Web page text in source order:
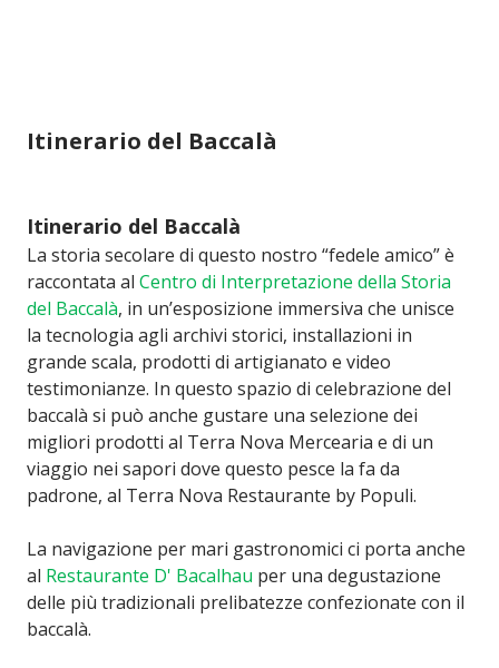
Itinerario del Baccalà
Itinerario del Baccalà
La storia secolare di questo nostro “fedele amico” è
raccontata al Centro di Interpretazione della Storia
del Baccalà, in un’esposizione immersiva che unisce
la tecnologia agli archivi storici, installazioni in
grande scala, prodotti di artigianato e video
testimonianze. In questo spazio di celebrazione del
baccalà si può anche gustare una selezione dei
migliori prodotti al Terra Nova Mercearia e di un
viaggio nei sapori dove questo pesce la fa da
padrone, al Terra Nova Restaurante by Populi.
La navigazione per mari gastronomici ci porta anche
al Restaurante D' Bacalhau per una degustazione
delle più tradizionali prelibatezze confezionate con il
baccalà.